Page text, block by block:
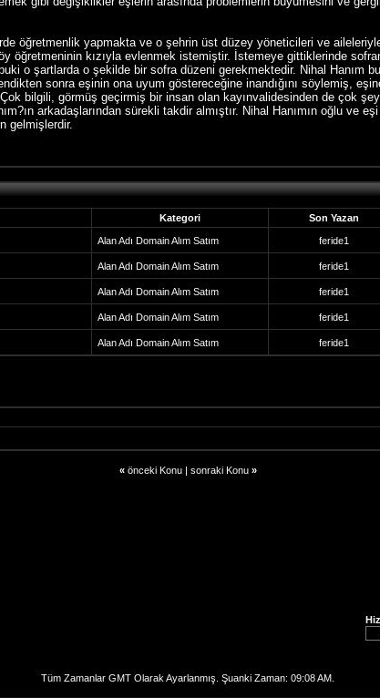
öğretmenlik yapmakta ve o şehrin üst düzey yöneticileri ve
öğretmeninin kızıyla evlenmek istemiştir. İstemeye gittiklerinde
o şartlarda o şekilde bir sofra düzeni gerekmektedir. Nihal Hanım
sonra eşinin ona uyum göstereceğine inandığını söylemiş,
Çok bilgili, görmüş geçirmiş bir insan olan kayınvalidesinden de çok
arkadaşlarından sürekli takdir almıştır. Nihal Hanımın oğlu ve
gelmişlerdir.
Kategori Son Yazan
Alan Adı Domain Alım Satım feride1
Alan Adı Domain Alım Satım feride1
Alan Adı Domain Alım Satım feride1
Alan Adı Domain Alım Satım feride1
Alan Adı Domain Alım Satım feride1
« önceki Konu| sonraki Konu »
Tüm Zamanlar GMT Olarak Ayarlanmış. Şuanki Zaman: 09:08 AM